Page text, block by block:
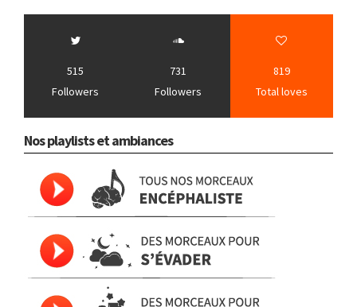
515
Followers
731
Followers
819
Total loves
Nos playlists et ambiances